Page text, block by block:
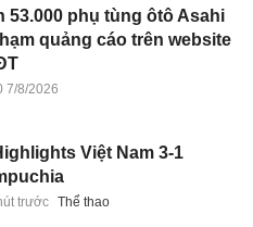
53.000 phụ tùng ôtô Asahi
quảng cáo trên website
7/8/2026
Việt Nam 3-1
trước Thể thao